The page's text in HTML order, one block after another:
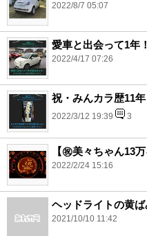
2022/8/7 05:07
愛車と出会って1年！
2022/4/17 07:26
祝・みんカラ歴11年
2022/3/12 19:39 3
【㊗️美々ちゃん13
2022/2/24 15:16
ヘッドライトの黄ば
2021/10/10 11:42